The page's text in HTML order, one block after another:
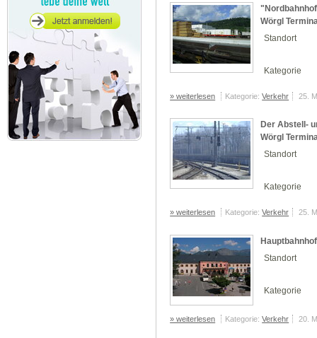
Wörgl
Standort
Kategorie
» weiterlesen Kategorie:Verkehr 25.
Der Abstell-
Wörgl
Standort
Kategorie
» weiterlesen Kategorie:Verkehr 25.
Standort
Kategorie
» weiterlesen Kategorie:Verkehr 20.